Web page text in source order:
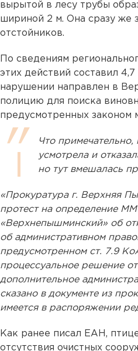
вырытой в лесу трубы
шириной 2 м. Она сразу же
отстойников.
По сведениям
этих действий составил
нарушении направлен в
полицию для поиска
предусмотренных законом
Что
усмотрела и
но тут вмешалась
«Прокуратура г. Верхняя
протест на определение
«Верхнепышминский» об
об административном
предусмотренном ст. 7.9
процессуальное решение
дополнительное
сказано в документе из
имеется в распоряжении
Как ранее писал ЕАН,
отсутствия очистных